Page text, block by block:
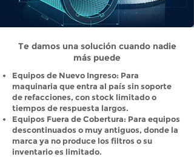
Te damos una solución cuando nadie
más puede
Equipos de Nuevo Ingreso: Para
maquinaria que entra al país sin soporte
de refacciones, con stock limitado o
tiempos de respuesta largos.
Equipos Fuera de Cobertura: Para equipos
descontinuados o muy antiguos, donde la
marca ya no produce los filtros o su
inventario es limitado.